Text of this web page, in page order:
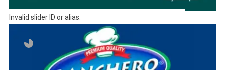
Invalid slider ID or alias.